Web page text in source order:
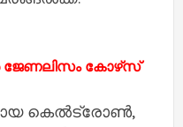
ജേണലിസം കോഴ്‌സ്
കെല്‍ട്രോണ്‍,